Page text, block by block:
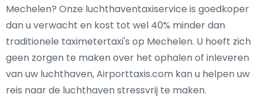
Mechelen? Onze luchthaventaxiservice is goedkoper
dan u verwacht en kost tot wel 40% minder dan
traditionele taximetertaxi's op Mechelen. U hoeft zich
geen zorgen te maken over het ophalen of inleveren
van uw luchthaven, Airporttaxis.com kan u helpen uw
reis naar de luchthaven stressvrij te maken.